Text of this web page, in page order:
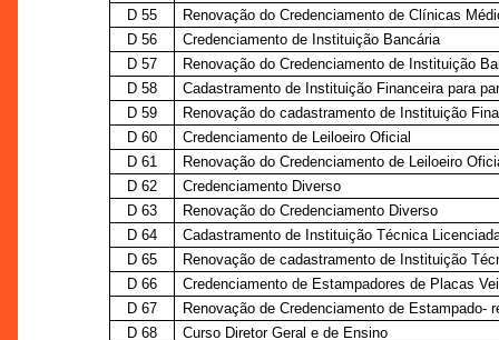
D 55
Renovação do Credenciamento de Clínicas
D 56
Credenciamento de Instituição Bancária
D 57
Renovação do Credenciamento de Instituição
D 58
Cadastramento de Instituição Financeira para
D 59
Renovação do cadastramento de Instituição
D 60
Credenciamento de Leiloeiro Oficial
D 61
Renovação do Credenciamento de Leiloeiro
D 62
Credenciamento Diverso
D 63
Renovação do Credenciamento Diverso
D 64
Cadastramento de Instituição Técnica
D 65
Renovação de cadastramento de Instituição
D 66
Credenciamento de Estampadores de Placas
D 67
Renovação de Credenciamento de Estampado-
D 68
Curso Diretor Geral e de Ensino